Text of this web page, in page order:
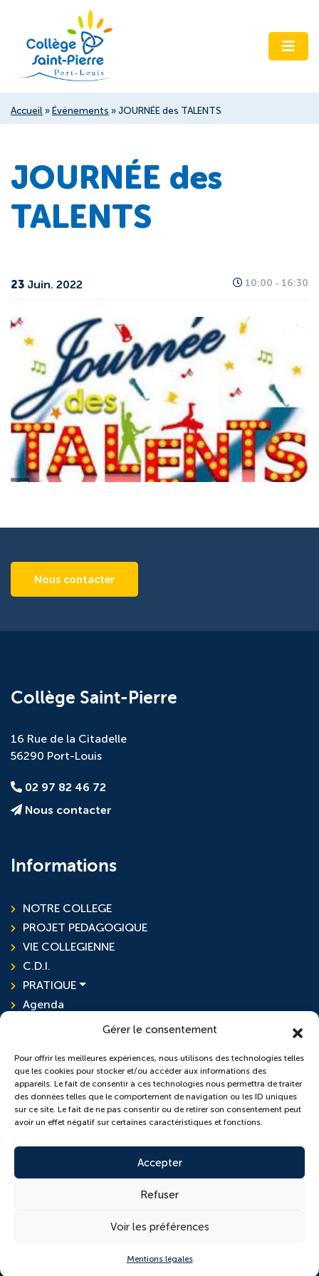
Gérer le consentement
Pour offrir les meilleures expériences, nous utilisons des technologies telles
que les cookies pour stocker et/ou accéder aux informations des
appareils. Le fait de consentir à ces technologies nous permettra de traiter
des données telles que le comportement de navigation ou les ID uniques
sur ce site. Le fait de ne pas consentir ou de retirer son consentement peut
avoir un effet négatif sur certaines caractéristiques et fonctions.
Accepter
Refuser
Voir les préférences
Mentions légales
Accueil » Événements » JOURNÉE des TALENTS
JOURNÉE des
TALENTS
23 Juin. 2022 10:00 - 16:30
Nous contacter
Collège Saint-Pierre
16 Rue de la Citadelle
56290 Port-Louis
02 97 82 46 72
Nous contacter
Informations
NOTRE COLLEGE
PROJET PEDAGOGIQUE
VIE COLLEGIENNE
C.D.I.
PRATIQUE
Agenda
L'ensemble scolaire
École Sainte-Anne
Plan du site Mentions légales
Politique de confidentialité